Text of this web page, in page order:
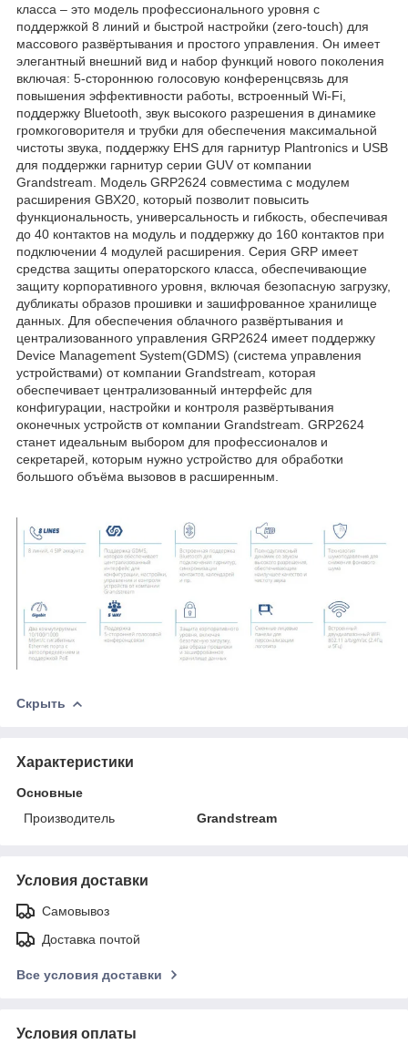
класса – это модель профессионального уровня с
поддержкой 8 линий и быстрой настройки (zero-touch) для
массового развёртывания и простого управления. Он имеет
элегантный внешний вид и набор функций нового поколения
включая: 5-стороннюю голосовую конференцсвязь для
повышения эффективности работы, встроенный Wi-Fi,
поддержку Bluetooth, звук высокого разрешения в динамике
громкоговорителя и трубки для обеспечения максимальной
чистоты звука, поддержку EHS для гарнитур Plantronics и USB
для поддержки гарнитур серии GUV от компании
Grandstream. Модель GRP2624 совместима с модулем
расширения GBX20, который позволит повысить
функциональность, универсальность и гибкость, обеспечивая
до 40 контактов на модуль и поддержку до 160 контактов при
подключении 4 модулей расширения. Серия GRP имеет
средства защиты операторского класса, обеспечивающие
защиту корпоративного уровня, включая безопасную загрузку,
дубликаты образов прошивки и зашифрованное хранилище
данных. Для обеспечения облачного развёртывания и
централизованного управления GRP2624 имеет поддержку
Device Management System(GDMS) (система управления
устройствами) от компании Grandstream, которая
обеспечивает централизованный интерфейс для
конфигурации, настройки и контроля развёртывания
оконечных устройств от компании Grandstream. GRP2624
станет идеальным выбором для профессионалов и
секретарей, которым нужно устройство для обработки
большого объёма вызовов в расширенным.
Скрыть
Характеристики
Основные
Производитель
Grandstream
Условия доставки
Самовывоз
Доставка почтой
Все условия доставки
Условия оплаты